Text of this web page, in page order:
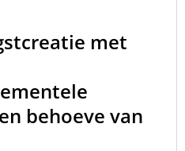
met
behoeve van